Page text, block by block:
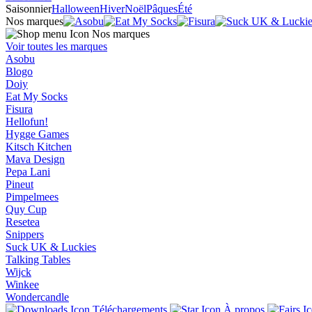
SaisonnierHalloweenHiverNoëlPâquesÉté
Nos marques
Nos marques
Voir toutes les marques
Asobu
Blogo
Doiy
Eat My Socks
Fisura
Hellofun!
Hygge Games
Kitsch Kitchen
Mava Design
Pepa Lani
Pineut
Pimpelmees
Quy Cup
Resetea
Snippers
Suck UK & Luckies
Talking Tables
Wijck
Winkee
Wondercandle